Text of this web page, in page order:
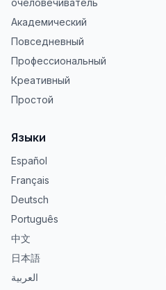
очеловечиватель
Академический
Повседневный
Профессиональный
Креативный
Простой
Языки
Español
Français
Deutsch
Português
中文
日本語
العربية